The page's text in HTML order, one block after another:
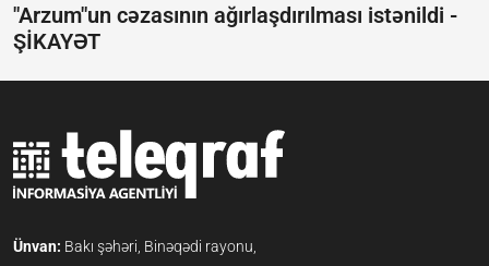
"Arzum"un cəzasının ağırlaşdırılması istənildi -
ŞİKAYƏT
Ünvan: Bakı şəhəri, Binəqədi rayonu,